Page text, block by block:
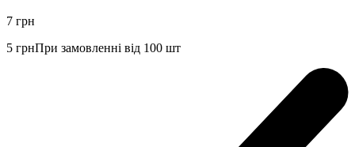
7 грн
5 грнПри замовленні від 100 шт